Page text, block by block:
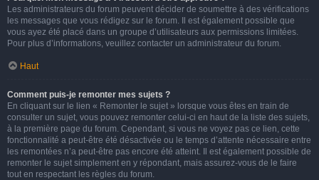
Les administrateurs du forum peuvent décider de soumettre à des vérifications
les messages que vous rédigez sur le forum. Il est également possible que
vous ayez été placé dans un groupe d’utilisateurs aux permissions limitées.
Pour plus d’informations, veuillez contacter un administrateur du forum.
Haut
Comment puis-je remonter mes sujets ?
En cliquant sur le lien « Remonter le sujet » lorsque vous êtes en train de
consulter un sujet, vous pouvez remonter celui-ci en haut de la liste des sujets,
à la première page du forum. Cependant, si vous ne voyez pas ce lien, cette
fonctionnalité a peut-être été désactivée ou le temps d’attente nécessaire entre
les remontées n’a peut-être pas encore été atteint. Il est également possible de
remonter le sujet simplement en y répondant, mais assurez-vous de le faire
tout en respectant les règles du forum.